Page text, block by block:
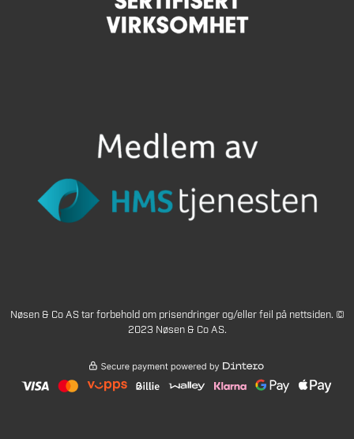
Nøsen & Co AS tar forbehold om prisendringer og/eller feil på nettsiden. ©
2023 Nøsen & Co AS.